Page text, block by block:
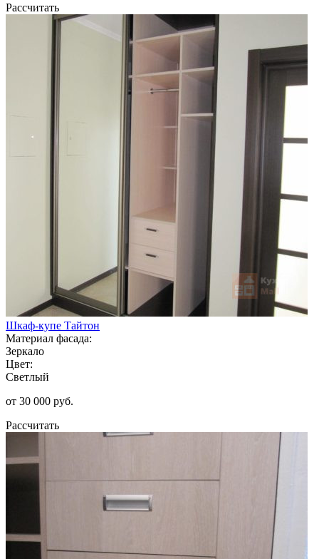
Рассчитать
Шкаф-купе Тайтон
Материал фасада:
Зеркало
Цвет:
Светлый
от 30 000 руб.
Рассчитать